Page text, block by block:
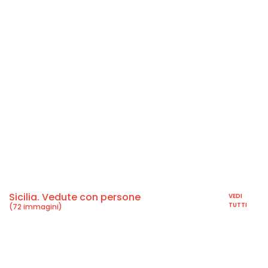
Sicilia. Vedute con persone
(72 immagini)
VEDI
TUTTI